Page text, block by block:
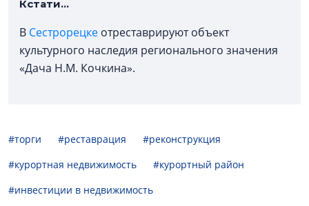
Кстати...
В Сестрорецке отреставрируют объект
культурного наследия регионального значения
«Дача Н.М. Кочкина».
#торги #реставрация
#реконструкция
#курортная недвижимость
#курортный район
#инвестиции в недвижимость